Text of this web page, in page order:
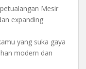
Mesir
expanding
yang suka gaya
modern dan